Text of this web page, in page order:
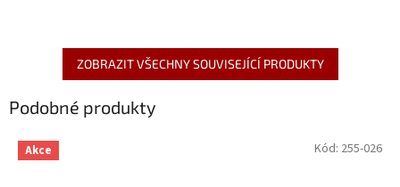
ZOBRAZIT VŠECHNY SOUVISEJÍCÍ PRODUKTY
Podobné produkty
Akce Kód: 255-026